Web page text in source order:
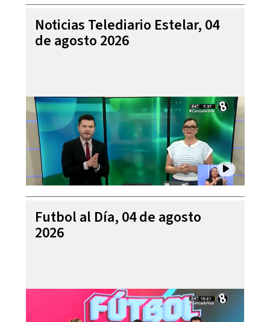
Noticias Telediario Estelar, 04
de agosto 2026
Futbol al Día, 04 de agosto
2026